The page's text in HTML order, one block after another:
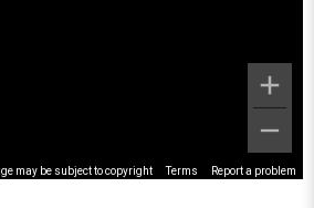
may be subject to copyright Terms Report a problem